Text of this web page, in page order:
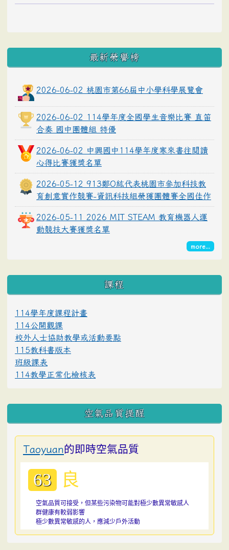
最新榮譽榜
2026-06-02 桃園市第66屆中小學科學展覽會
2026-06-02 114學年度全國學生音樂比賽 直笛
合奏 國中團體組 特優
2026-06-02 中興國中114學年度寒來書往閱讀
心得比賽獲獎名單
2026-05-12 913鄭O紘代表桃園市參加科技教
育創意實作競賽-資訊科技組榮獲團體賽全國佳作
2026-05-11 2026 MIT STEAM 教育機器人運
動競技大賽獲獎名單
more...
課程
114學年度課程計畫
114公開觀課
校外人士協助教學或活動要點
115教科書版本
班級課表
114教學正常化檢核表
空氣品質提醒
Taoyuan的即時空氣品質
63 良
空氣品質可接受，但某些污染物可能對極少數異常敏感人
群健康有較弱影響
極少數異常敏感的人，應減少戶外活動